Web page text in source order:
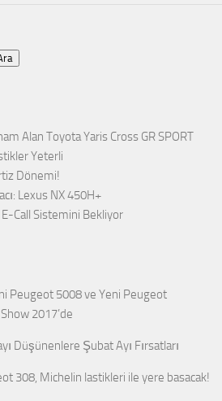
Alan Toyota Yaris Cross GR SPORT
Yeterli
Dönemi!
Lexus NX 450H+
Call Sistemini Bekliyor
Peugeot 5008 ve Yeni Peugeot
2017’de
Düşünenlere Şubat Ayı Fırsatları
308, Michelin lastikleri ile yere basacak!